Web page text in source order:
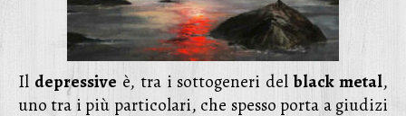
Il depressive è, tra i sottogeneri delblack metal,
uno tra i più particolari, che spesso porta a giudizi